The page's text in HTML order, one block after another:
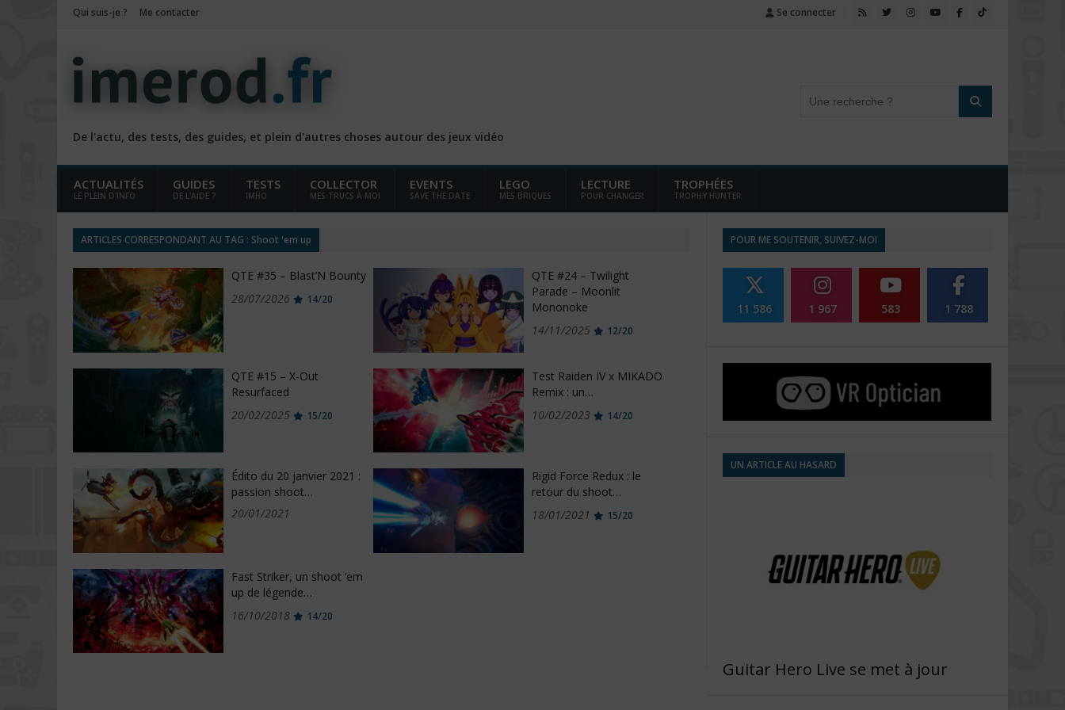
Qui suis-je ? Me contacter Se connecter
De l'actu, des tests, des guides, et plein d'autres choses autour des jeux vidéo
ACTUALITÉS
LE PLEIN D'INFO
GUIDES
DE L'AIDE ?
TESTS
IMHO
COLLECTOR
MES TRUCS À MOI
EVENTS
SAVE THE DATE
LEGO
MES BRIQUES
LECTURE
POUR CHANGER
TROPHÉES
TROPHY HUNTER
ARTICLES CORRESPONDANT AU TAG : Shoot 'em up
QTE #35 – Blast’N Bounty
28/07/2026
14/20
QTE #24 – Twilight
Parade – Moonlit
Mononoke
14/11/2025
12/20
QTE #15 – X-Out
Resurfaced
20/02/2025
15/20
Test Raiden IV x MIKADO
Remix : un…
10/02/2023
14/20
Édito du 20 janvier 2021 :
passion shoot…
20/01/2021
Rigid Force Redux : le
retour du shoot…
18/01/2021
15/20
Fast Striker, un shoot ’em
up de légende…
16/10/2018
14/20
POUR ME SOUTENIR, SUIVEZ-MOI
11 586 1 967 583 1 788
UN ARTICLE AU HASARD
Guitar Hero Live se met à jour